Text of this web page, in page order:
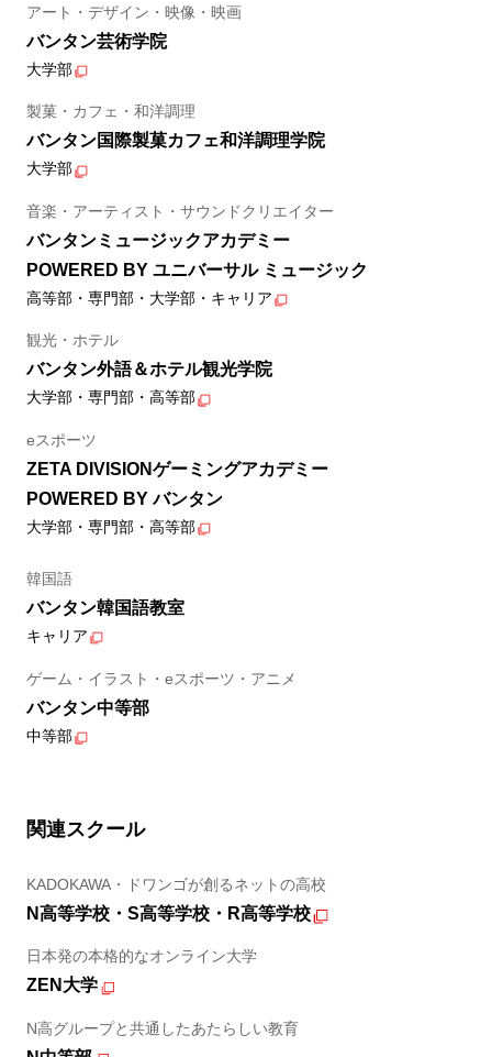
アート・デザイン・映像・映画
バンタン芸術学院
大学部
製菓・カフェ・和洋調理
バンタン国際製菓カフェ和洋調理学院
大学部
音楽・アーティスト・サウンドクリエイター
バンタンミュージックアカデミー
POWERED BY ユニバーサル ミュージック
高等部・専門部・大学部・キャリア
観光・ホテル
バンタン外語＆ホテル観光学院
大学部・専門部・高等部
eスポーツ
ZETA DIVISIONゲーミングアカデミー
POWERED BY バンタン
大学部・専門部・高等部
韓国語
バンタン韓国語教室
キャリア
ゲーム・イラスト・eスポーツ・アニメ
バンタン中等部
中等部
関連スクール
KADOKAWA・ドワンゴが創るネットの高校
N高等学校・S高等学校・R高等学校
日本発の本格的なオンライン大学
ZEN大学
N高グループと共通したあたらしい教育